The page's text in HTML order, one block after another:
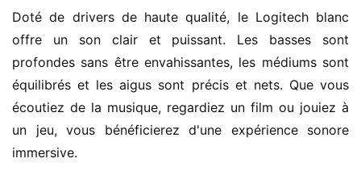
Doté de drivers de haute qualité, le Logitech blanc
offre un son clair et puissant. Les basses sont
profondes sans être envahissantes, les médiums sont
équilibrés et les aigus sont précis et nets. Que vous
écoutiez de la musique, regardiez un film ou jouiez à
un jeu, vous bénéficierez d'une expérience sonore
immersive.